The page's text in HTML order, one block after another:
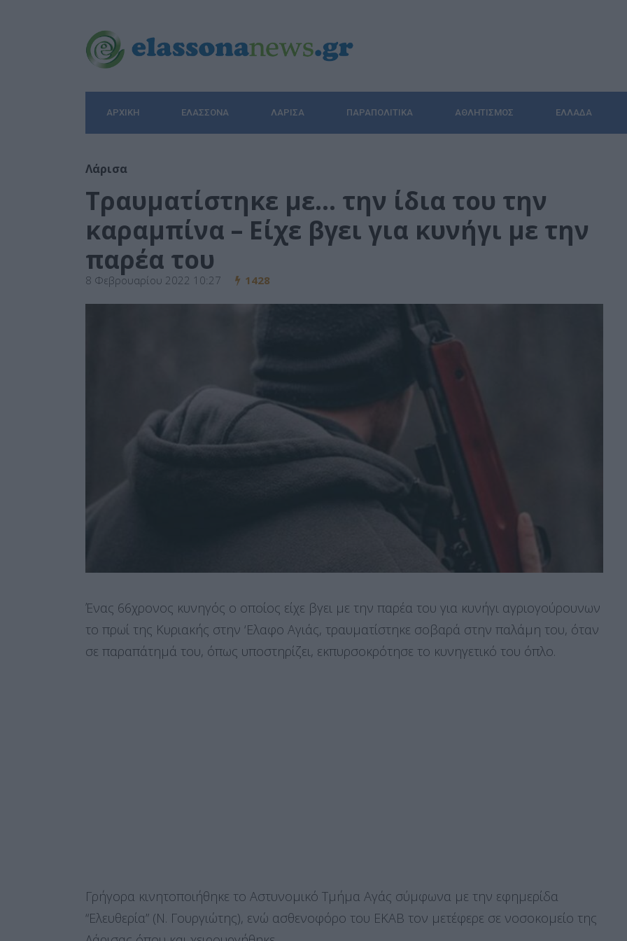
ΑΡΧΙΚΉ ΕΛΑΣΣΌΝΑ ΛΆΡΙΣΑ ΠΑΡΑΠΟΛΙΤΙΚΆ ΑΘΛΗΤΙΣΜΌΣ ΕΛΛΆΔΑ
Λάρισα
Τραυματίστηκε με… την ίδια του την
καραμπίνα – Είχε βγει για κυνήγι με την
παρέα του
8 Φεβρουαρίου 2022 10:27 1428
Ένας 66χρονος κυνηγός ο οποίος είχε βγει με την παρέα του για κυνήγι αγριογούρουνων
το πρωί της Κυριακής στην ‘Ελαφο Aγιάς, τραυματίστηκε σοβαρά στην παλάμη του, όταν
σε παραπάτημά του, όπως υποστηρίζει, εκπυρσοκρότησε το κυνηγετικό του όπλο.
Γρήγορα κινητοποιήθηκε το Αστυνομικό Τμήμα Aγάς σύμφωνα με την εφημερίδα
“Ελευθερία” (Ν. Γουργιώτης), ενώ ασθε­νοφόρο του ΕΚΑΒ τον μετέφερε σε νοσοκομείο της